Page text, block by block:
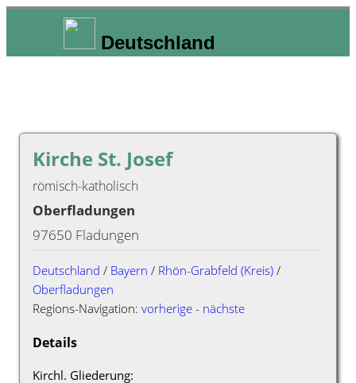
Deutschland
Kirche St. Josef
römisch-katholisch
Oberfladungen
97650 Fladungen
Deutschland / Bayern / Rhön-Grabfeld (Kreis) /
Oberfladungen
Regions-Navigation: vorherige - nächste
Details
Kirchl. Gliederung: